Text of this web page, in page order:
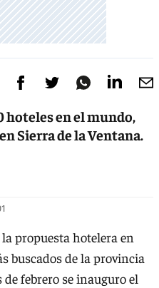
hoteles en el mundo,
Sierra de la Ventana.
propuesta hotelera en
buscados de la provincia
febrero se inauguro el